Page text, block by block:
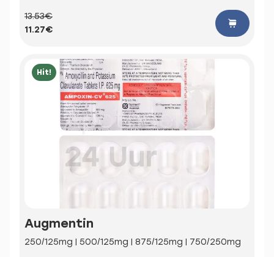
13.53€
11.27€
Hit!
Augmentin
250/125mg | 500/125mg | 875/125mg | 750/250mg